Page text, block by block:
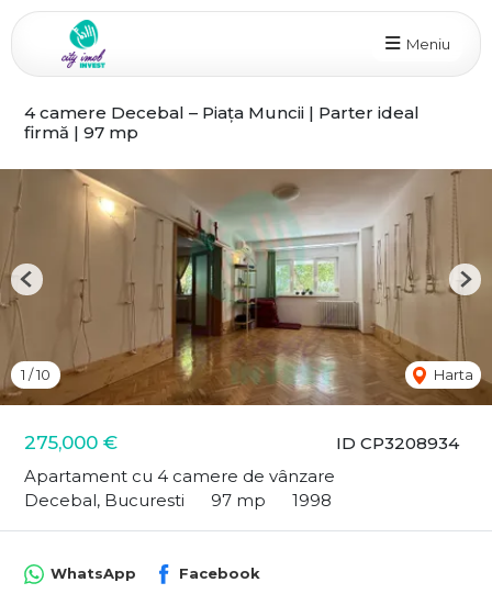
Meniu
4 camere Decebal – Piața Muncii | Parter ideal
firmă | 97 mp
ID CP3208934
275,000 €
Apartament cu 4 camere de vânzare
Decebal, Bucuresti
97 mp 1998
1 /10 Harta
Previous
WhatsApp Facebook